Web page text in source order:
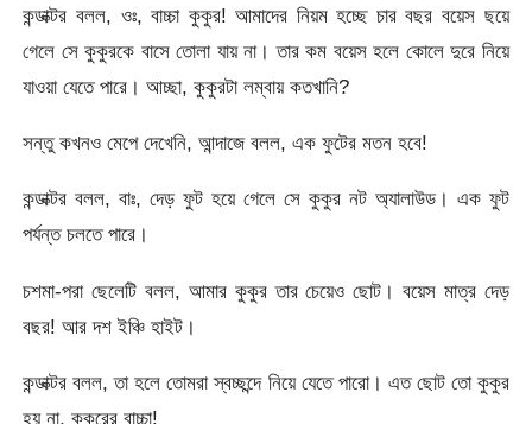
কন্ডাক্টর বলল, ওঃ, বাচ্চা কুকুর! আমাদের নিয়ম হচ্ছে চার বছর বয়েস ছয়ে
গেলে সে কুকুরকে বাসে তোলা যায় না। তার কম বয়েস হলে কোলে দুরে নিয়ে
যাওয়া যেতে পারে। আচ্ছা, কুকুরটা লম্বায় কতখানি?
সন্তু কখনও মেপে দেখেনি, আন্দাজে বলল, এক ফুটের মতন হবে!
কন্ডাক্টর বলল, বাঃ, দেড় ফুট হয়ে গেলে সে কুকুর নট অ্যালাউড। এক ফুট
পর্যন্ত চলতে পারে।
চশমা-পরা ছেলেটি বলল, আমার কুকুর তার চেয়েও ছোট। বয়েস মাত্র দেড়
বছর! আর দশ ইঞ্চি হাইট।
কন্ডাক্টর বলল, তা হলে তোমরা স্বচ্ছন্দে নিয়ে যেতে পারো। এত ছোট তো কুকুর
হয় না, কুকুরের বাচ্চা!